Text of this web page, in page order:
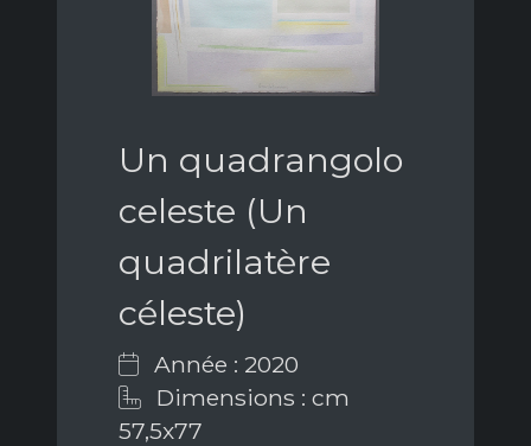
Un quadrangolo
celeste (Un
quadrilatère
céleste)
Année : 2020
Dimensions : cm
57,5x77